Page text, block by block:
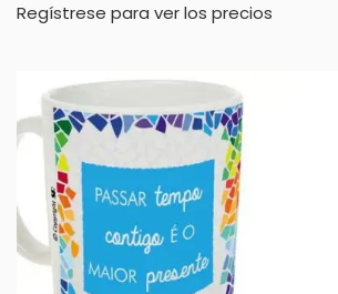
Regístrese para ver los precios